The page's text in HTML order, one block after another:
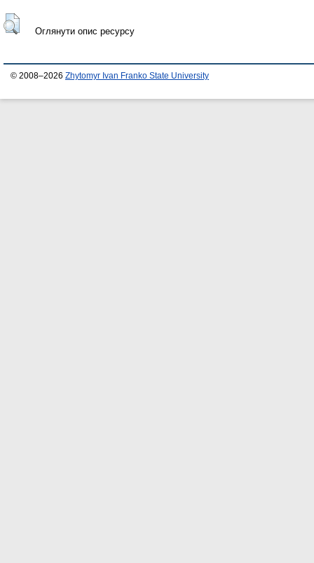
Оглянути опис ресурсу
© 2008–2026 Zhytomyr Ivan Franko State University